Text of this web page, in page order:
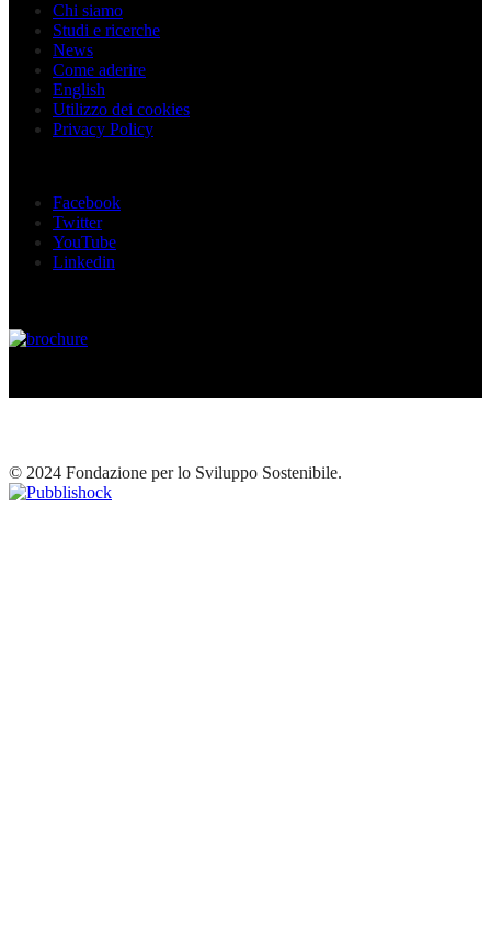
Chi siamo
Studi e ricerche
News
Come aderire
English
Utilizzo dei cookies
Privacy Policy
Facebook
Twitter
YouTube
Linkedin
© 2024 Fondazione per lo Sviluppo Sostenibile.